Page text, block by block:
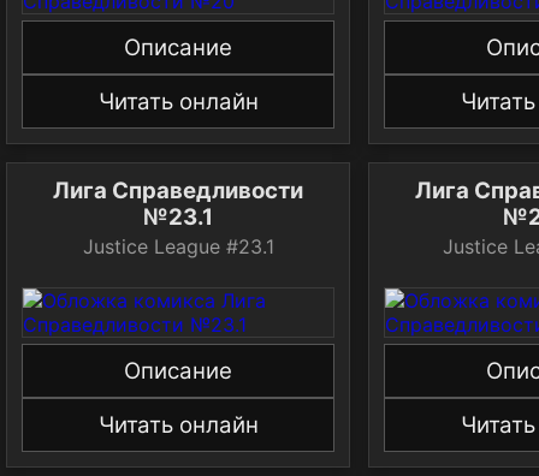
Описание
Читать онлайн
Лига Справедливости
№23.1
Justice League #23.1
Описание
Читать онлайн
Лига
Justice